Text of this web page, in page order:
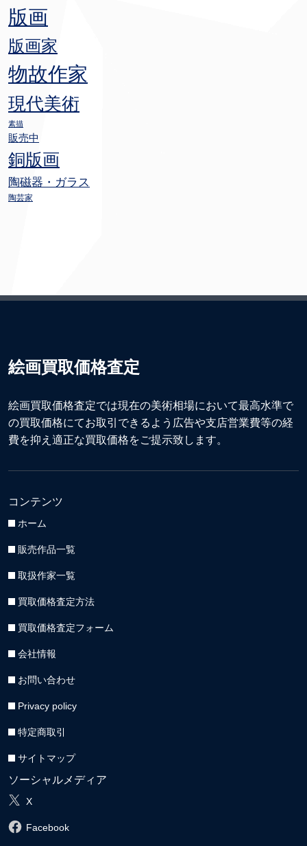
版画
版画家
物故作家
現代美術
素描
販売中
銅版画
陶磁器・ガラス
陶芸家
絵画買取価格査定
絵画買取価格査定では現在の美術相場において最高水準で
の買取価格にてお取引できるよう広告や支店営業費等の経
費を抑え適正な買取価格をご提示致します。
コンテンツ
ホーム
販売作品一覧
取扱作家一覧
買取価格査定方法
買取価格査定フォーム
会社情報
お問い合わせ
Privacy policy
特定商取引
サイトマップ
ソーシャルメディア
X
Facebook